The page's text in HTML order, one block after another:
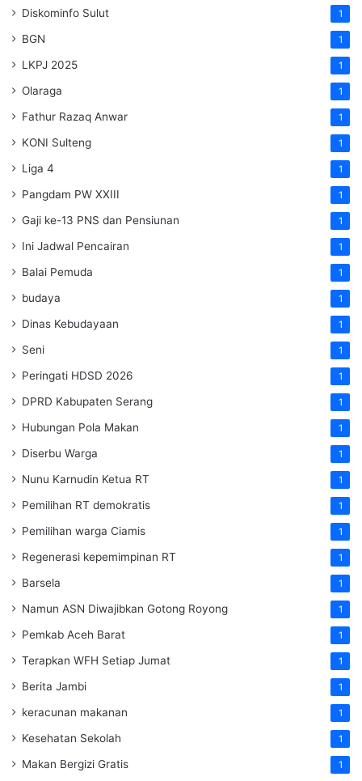
Diskominfo Sulut 1
BGN 1
LKPJ 2025 1
Olaraga 1
Fathur Razaq Anwar 1
KONI Sulteng 1
Liga 4 1
Pangdam PW XXIII 1
Gaji ke-13 PNS dan Pensiunan 1
Ini Jadwal Pencairan 1
Balai Pemuda 1
budaya 1
Dinas Kebudayaan 1
Seni 1
Peringati HDSD 2026 1
DPRD Kabupaten Serang 1
Hubungan Pola Makan 1
Diserbu Warga 1
Nunu Karnudin Ketua RT 1
Pemilihan RT demokratis 1
Pemilihan warga Ciamis 1
Regenerasi kepemimpinan RT 1
Barsela 1
Namun ASN Diwajibkan Gotong Royong 1
Pemkab Aceh Barat 1
Terapkan WFH Setiap Jumat 1
Berita Jambi 1
keracunan makanan 1
Kesehatan Sekolah 1
Makan Bergizi Gratis 1